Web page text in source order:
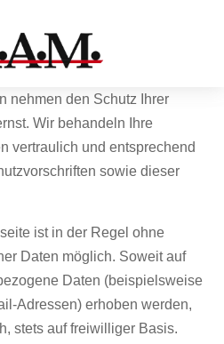
nehmen den Schutz Ihrer
Wir behandeln Ihre
vertraulich und entsprechend
sowie dieser
ist in der Regel ohne
Daten möglich. Soweit auf
Daten (beispielsweise
Adressen) erhoben werden,
stets auf freiwilliger Basis.